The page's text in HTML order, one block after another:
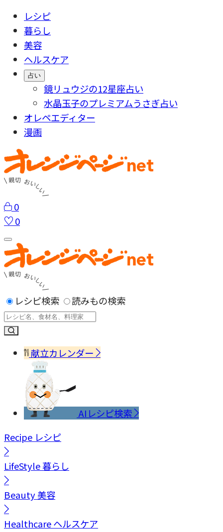
レシピ
暮らし
美容
ヘルスケア
占い
鏡リュウジの12星座占い
水晶玉子のプレミアムうさぎ占い
オレペエディター
漫画
0
0
レシピ検索 読みもの検索
献立カレンダー
AIレシピ検索
Recipe レシピ
LifeStyle暮らし
Beauty美容
Healthcareヘルスケア